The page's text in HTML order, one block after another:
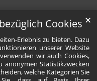
Cookies
Erlebnis zu bieten. Dazu
unserer Website
wir auch Cookies,
anonymen Statistikzwecken
welche Kategorien Sie
✕